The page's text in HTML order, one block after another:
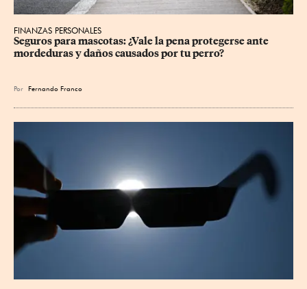
FINANZAS PERSONALES
Seguros para mascotas: ¿Vale la pena protegerse ante
mordeduras y daños causados por tu perro?
Por Fernando Franco